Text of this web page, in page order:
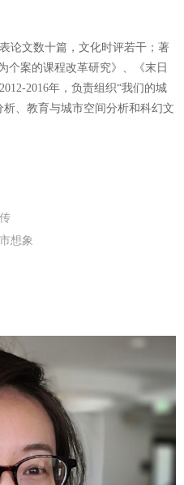
论文数十篇，文化时评若干；著
个案的课程改革研究》、《末日
2016年，负责组织“我们的城
、教育与城市空间分析和科幻文
想象
》